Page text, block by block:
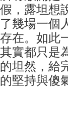
假，露坦想
了幾場一個
存在。如此
其實都只是
的坦然，給
的堅持與傻